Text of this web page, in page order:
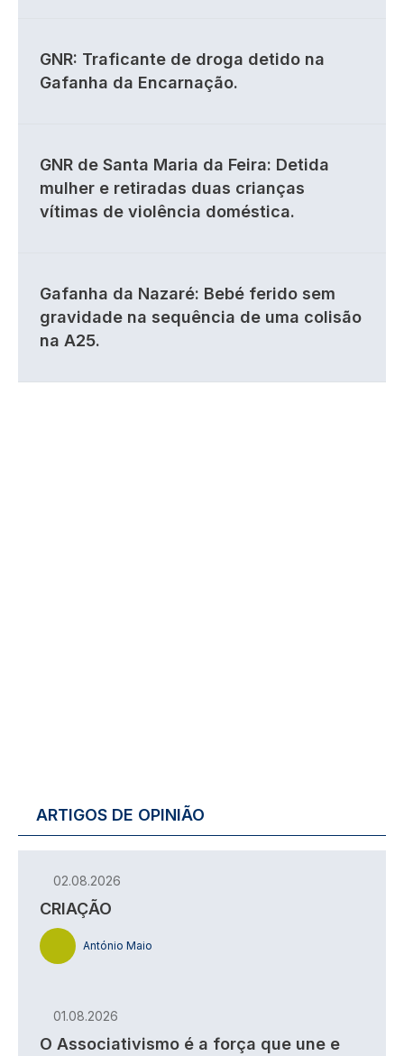
GNR: Traficante de droga detido na
Gafanha da Encarnação.
GNR de Santa Maria da Feira: Detida
mulher e retiradas duas crianças
vítimas de violência doméstica.
Gafanha da Nazaré: Bebé ferido sem
gravidade na sequência de uma colisão
na A25.
ARTIGOS DE OPINIÃO
02.08.2026
CRIAÇÃO
António Maio
01.08.2026
O Associativismo é a força que une e